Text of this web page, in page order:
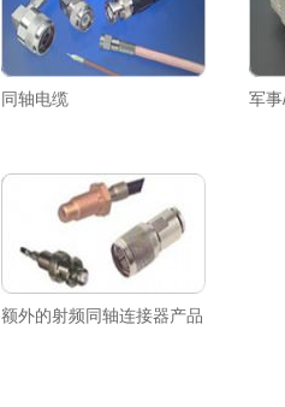
同轴电缆 军
额外的射频同轴连接器产品